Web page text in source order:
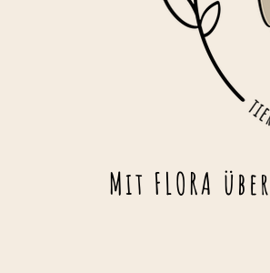
Mit FLORA